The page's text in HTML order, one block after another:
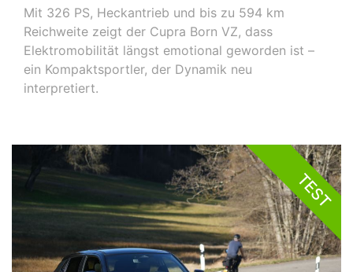
Mit 326 PS, Heckantrieb und bis zu 594 km
Reichweite zeigt der Cupra Born VZ, dass
Elektromobilität längst emotional geworden ist –
ein Kompaktsportler, der Dynamik neu
interpretiert.
TEST